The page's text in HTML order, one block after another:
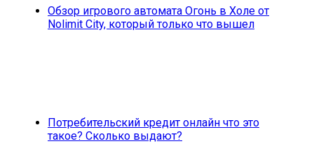
Обзор игрового автомата Огонь в Холе от
Nolimit City, который только что вышел
Потребительский кредит онлайн что это
такое? Сколько выдают?